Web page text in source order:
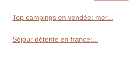
Top campings en vendée: mer...
Séjour détente en france:...